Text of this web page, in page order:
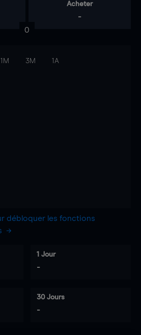
Acheter
-
0
1M 3M 1A
débloquer les fonctions
1 Jour
-
30 Jours
-